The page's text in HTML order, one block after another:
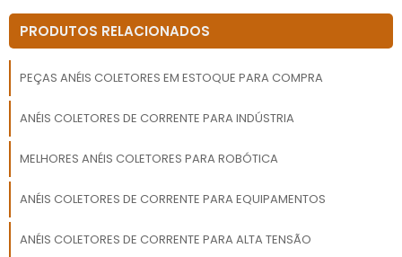
PRODUTOS RELACIONADOS
PEÇAS ANÉIS COLETORES EM ESTOQUE PARA COMPRA
ANÉIS COLETORES DE CORRENTE PARA INDÚSTRIA
MELHORES ANÉIS COLETORES PARA ROBÓTICA
ANÉIS COLETORES DE CORRENTE PARA EQUIPAMENTOS
ANÉIS COLETORES DE CORRENTE PARA ALTA TENSÃO